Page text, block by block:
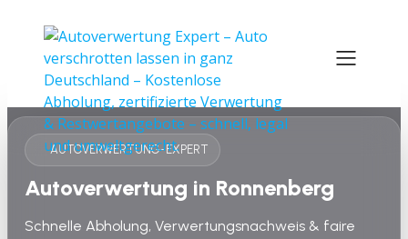
AUTOVERWERTUNG-EXPERT
Autoverwertung in Ronnenberg
Schnelle Abholung, Verwertungsnachweis & faire